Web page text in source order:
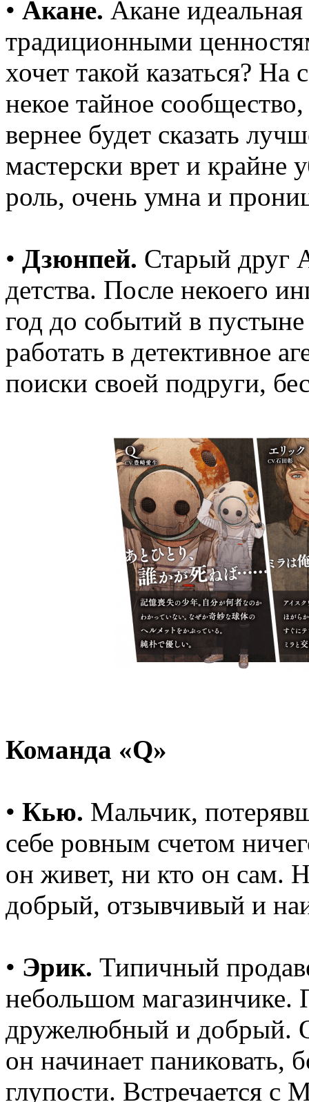
• Акане. Акане
традиционными
хочет такой казаться? На
некое тайное
вернее будет сказать
мастерски врет и крайне
роль, очень умна и
• Дзюнпей. Старый друг
детства. После некоего
год до событий в
работать в детективное
поиски своей подруги,
Команда «Q»
• Кью. Мальчик,
себе ровным счетом
он живет, ни кто он сам.
добрый, отзывчивый и
• Эрик. Типичный
небольшом магазинчике.
дружелюбный и добрый.
он начинает паниковать,
глупости. Встречается с